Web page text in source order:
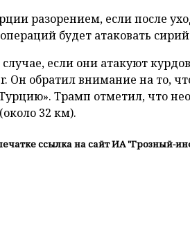
разорением, если после
будет атаковать
если они атакуют
Он обратил внимание на то,
Трамп отметил, что
32 км).
ссылка на сайт ИА "Грозный-